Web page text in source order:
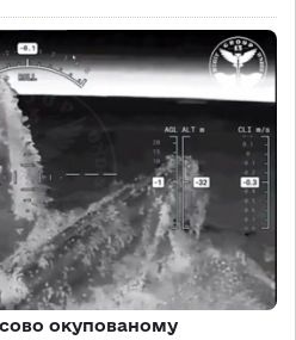
окупованому